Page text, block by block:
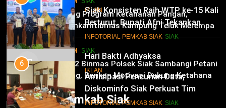
IKLAN
16
Selamat Hari Pajak
IKLAN
17
02
Dukung Program Ketahanan Pangan,
Bhabinkamtibmas Kampung Teluk Merempan
Tinjau Tanaman Jagung Waga
03
HUKRIM SIAK
Panit 2 Binmas Polsek Siak Sambangi Petani
Jagung, Berikan Motivasi Dukung Ketahanan
Pangan Nasional
Infotorial Pemkab Siak
Antisipasi Pencurian Data,
Diskominfo Siak Perkuat Tim
Tanggap Insiden Siber Mendukung
SPBE
INFOTORIAL PEMKAB SIAK SIAK
7
Safari Ramadan di Pedalaman
Kecamatan Sungai Mandau, Bupati
Siak Jemput Aspirasi Warga
INFOTORIAL PEMKAB SIAK